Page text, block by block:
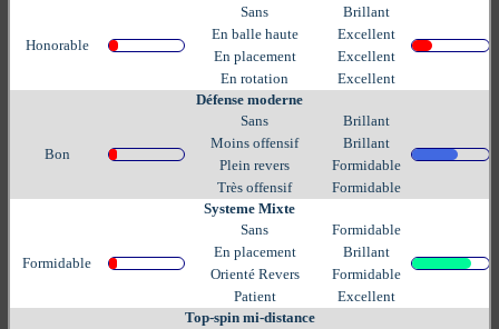
Honorable
Sans
Brillant
En balle haute
Excellent
En placement
Excellent
En rotation
Excellent
Défense moderne
Bon
Sans
Brillant
Moins offensif
Brillant
Plein revers
Formidable
Très offensif
Formidable
Systeme Mixte
Formidable
Sans
Formidable
En placement
Brillant
Orienté Revers
Formidable
Patient
Excellent
Top-spin mi-distance